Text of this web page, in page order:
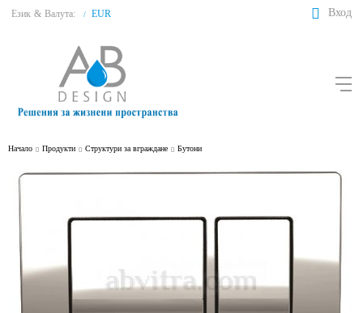
Език & Валута: / EUR Вход
Начало Продукти Структури за вграждане Бутони